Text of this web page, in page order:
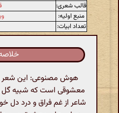
قالب شعری:
منبع اولیه:
تعداد ابیات:
هوش مصنوعی: این شعر
معشوقی است که شبیه
شاعر از غم فراق و درد دل